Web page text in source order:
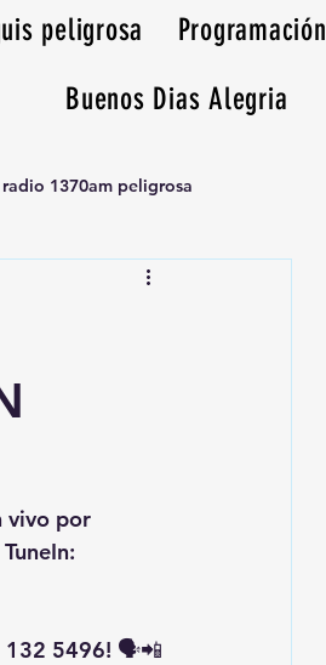
peligrosa
Programación
Buenos Dias Alegria
1370am peligrosa
vivo por
132 5496! 🗣️📲